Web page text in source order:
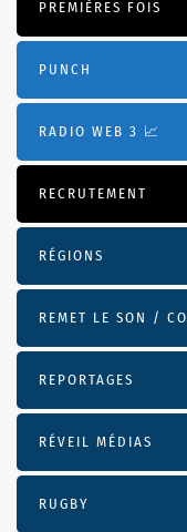
PREMIÈRES FOIS
PUNCH
RADIO WEB 3 📈
RECRUTEMENT
RÉGIONS
REMET LE SON /
REPORTAGES
RÉVEIL MÉDIAS
RUGBY